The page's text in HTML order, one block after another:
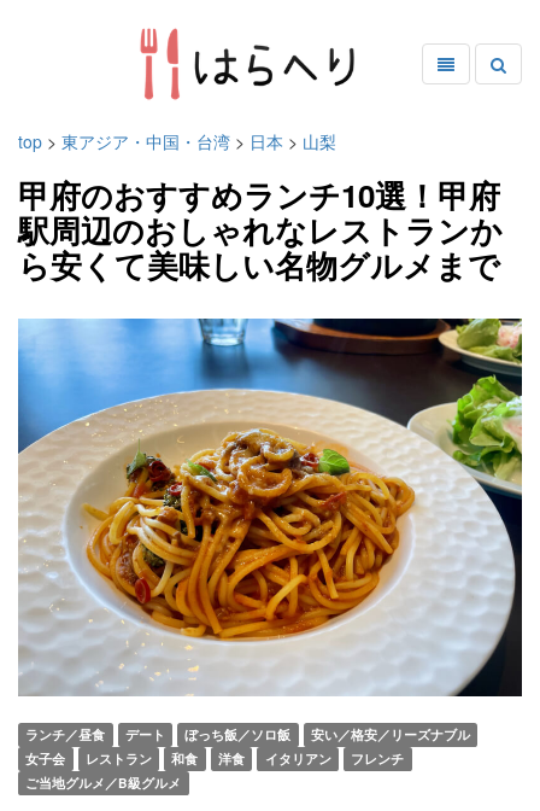
top > 東アジア・中国・台湾 > 日本 > 山梨
甲府のおすすめランチ10選！甲府
駅周辺のおしゃれなレストランか
ら安くて美味しい名物グルメまで
ランチ／昼食 デート ぼっち飯／ソロ飯
安い／格安／リーズナブル
女子会
レストラン 和食 洋食 イタリアン
フレンチ
ご当地グルメ／B級グルメ